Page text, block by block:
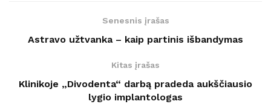
Senesnis įrašas
Astravo užtvanka – kaip partinis išbandymas
Kitas įrašas
Klinikoje „Divodenta“ darbą pradeda aukščiausio
lygio implantologas